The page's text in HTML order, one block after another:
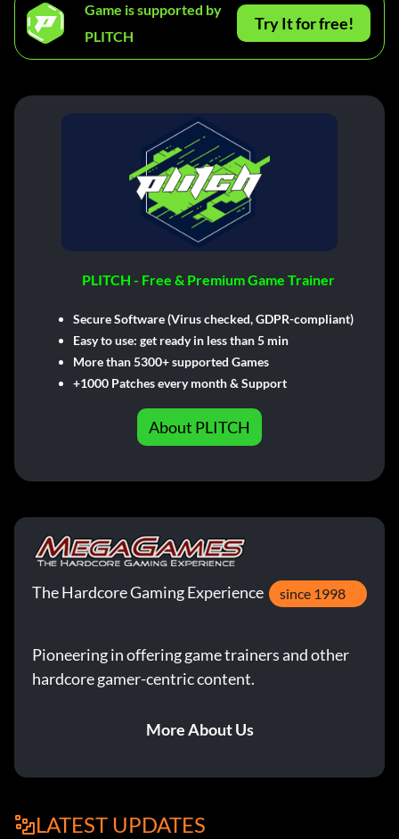
Game is supported by
PLITCH
Try It for free!
PLITCH - Free & Premium Game Trainer
Secure Software (Virus checked, GDPR-compliant)
Easy to use: get ready in less than 5 min
More than 5300+ supported Games
+1000 Patches every month & Support
About PLITCH
The Hardcore Gaming Experience since 1998
Pioneering in offering game trainers and other
hardcore gamer-centric content.
More About Us
LATEST UPDATES